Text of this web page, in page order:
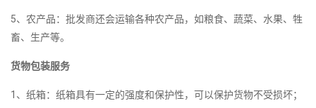
5、农产品：批发商还会运输各种农产品，如粮食、蔬菜、水果、牲
畜、生产等。
货物包装服务
1、纸箱：纸箱具有一定的强度和保护性，可以保护货物不受损坏；